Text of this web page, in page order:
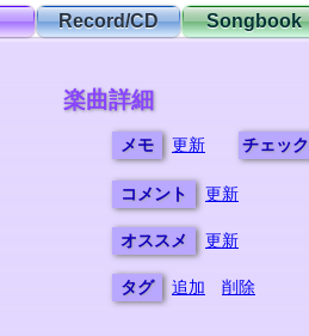
Record/CD Songbook
楽曲詳細
メモ 更新 チェック
コメント 更新
オススメ 更新
タグ 追加 削除